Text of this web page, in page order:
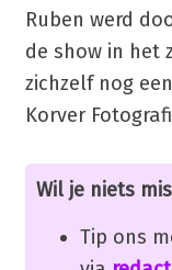
Ruben werd
de show in het
zichzelf nog
Korver
Wil je niets
Tip ons